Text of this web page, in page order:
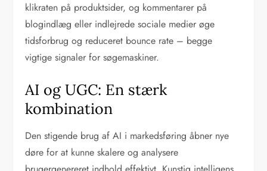
klikraten på produktsider, og kommentarer på
blogindlæg eller indlejrede sociale medier øge
tidsforbrug og reduceret bounce rate – begge
vigtige signaler for søgemaskiner.
AI og UGC: En stærk
kombination
Den stigende brug af AI i markedsføring åbner nye
døre for at kunne skalere og analysere